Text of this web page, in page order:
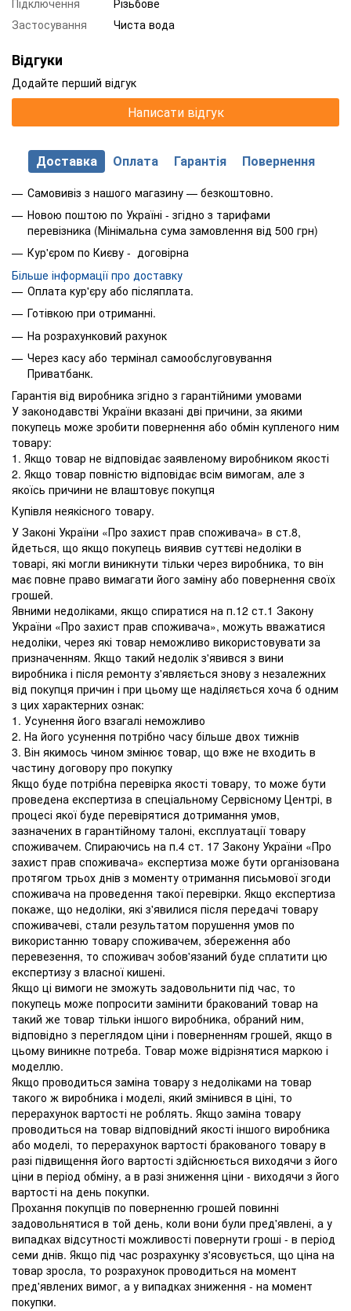
Застосування
Чиста вода
Відгуки
Додайте перший відгук
Написати відгук
Доставка Оплата Гарантія Повернення
Самовивіз з нашого магазину — безкоштовно.
Новою поштою по Україні - згідно з тарифами
перевізника (Мінімальна сума замовлення від 500 грн)
Кур'єром по Києву - договірна
Більше інформації про доставку
Оплата кур'єру або післяплата.
Готівкою при отриманні.
На розрахунковий рахунок
Через касу або термінал самообслуговування
Приватбанк.
Гарантія від виробника згідно з гарантійними умовами
У законодавстві України вказані дві причини, за якими
покупець може зробити повернення або обмін купленого ним
товару:
1. Якщо товар не відповідає заявленому виробником якості
2. Якщо товар повністю відповідає всім вимогам, але з
якоїсь причини не влаштовує покупця
Купівля неякісного товару.
У Законі України «Про захист прав споживача» в ст.8,
йдеться, що якщо покупець виявив суттєві недоліки в
товарі, які могли виникнути тільки через виробника, то він
має повне право вимагати його заміну або повернення своїх
грошей.
Явними недоліками, якщо спиратися на п.12 ст.1 Закону
України «Про захист прав споживача», можуть вважатися
недоліки, через які товар неможливо використовувати за
призначенням. Якщо такий недолік з'явився з вини
виробника і після ремонту з'являється знову з незалежних
від покупця причин і при цьому ще наділяється хоча б одним
з цих характерних ознак:
1. Усунення його взагалі неможливо
2. На його усунення потрібно часу більше двох тижнів
3. Він якимось чином змінює товар, що вже не входить в
частину договору про покупку
Якщо буде потрібна перевірка якості товару, то може бути
проведена експертиза в спеціальному Сервісному Центрі, в
процесі якої буде перевірятися дотримання умов,
зазначених в гарантійному талоні, експлуатації товару
споживачем. Спираючись на п.4 ст. 17 Закону України «Про
захист прав споживача» експертиза може бути організована
протягом трьох днів з моменту отримання письмової згоди
споживача на проведення такої перевірки. Якщо експертиза
покаже, що недоліки, які з'явилися після передачі товару
споживачеві, стали результатом порушення умов по
використанню товару споживачем, збереження або
перевезення, то споживач зобов'язаний буде сплатити цю
експертизу з власної кишені.
Якщо ці вимоги не зможуть задовольнити під час, то
покупець може попросити замінити бракований товар на
такий же товар тільки іншого виробника, обраний ним,
відповідно з переглядом ціни і поверненням грошей, якщо в
цьому виникне потреба. Товар може відрізнятися маркою і
моделлю.
Якщо проводиться заміна товару з недоліками на товар
такого ж виробника і моделі, який змінився в ціні, то
перерахунок вартості не роблять. Якщо заміна товару
проводиться на товар відповідний якості іншого виробника
або моделі, то перерахунок вартості бракованого товару в
разі підвищення його вартості здійснюється виходячи з його
ціни в період обміну, а в разі зниження ціни - виходячи з його
вартості на день покупки.
Прохання покупців по поверненню грошей повинні
задовольнятися в той день, коли вони були пред'явлені, а у
випадках відсутності можливості повернути гроші - в період
семи днів. Якщо під час розрахунку з'ясовується, що ціна на
товар зросла, то розрахунок проводиться на момент
пред'явлених вимог, а у випадках зниження - на момент
покупки.